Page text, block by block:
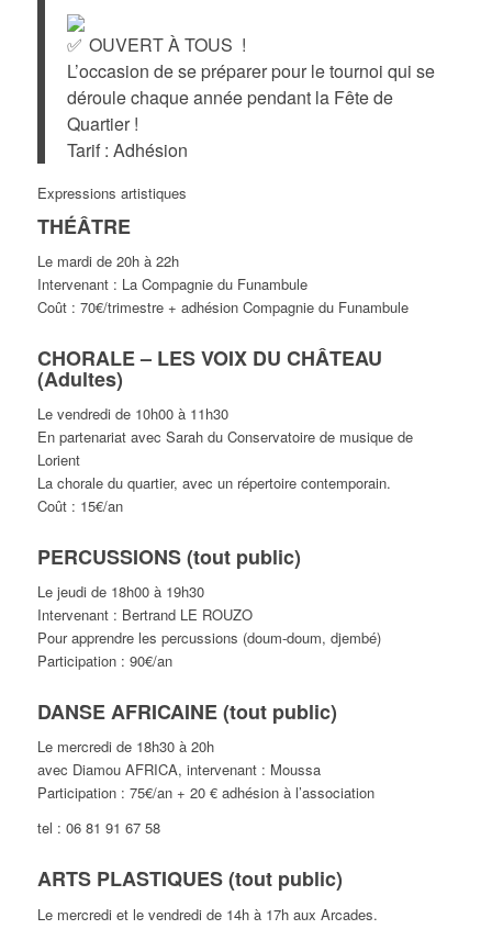
OUVERT À TOUS !
L’occasion de se préparer pour le tournoi qui se
déroule chaque année pendant la Fête de
Quartier !
Tarif : Adhésion
Expressions artistiques
THÉÂTRE
Le mardi de 20h à 22h
Intervenant : La Compagnie du Funambule
Coût : 70€/trimestre + adhésion Compagnie du Funambule
CHORALE – LES VOIX DU CHÂTEAU
(Adultes)
Le vendredi de 10h00 à 11h30
En partenariat avec Sarah du Conservatoire de musique de
Lorient
La chorale du quartier, avec un répertoire contemporain.
Coût : 15€/an
PERCUSSIONS (tout public)
Le jeudi de 18h00 à 19h30
Intervenant : Bertrand LE ROUZO
Pour apprendre les percussions (doum-doum, djembé)
Participation : 90€/an
DANSE AFRICAINE (tout public)
Le mercredi de 18h30 à 20h
avec Diamou AFRICA, intervenant : Moussa
Participation : 75€/an + 20 € adhésion à l’association
tel : 06 81 91 67 58
ARTS PLASTIQUES (tout public)
Le mercredi et le vendredi de 14h à 17h aux Arcades.